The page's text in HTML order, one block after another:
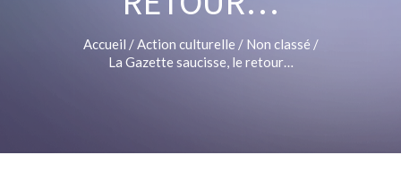
Accueil /Action culturelle / Non classé /
La Gazette saucisse, le retour…